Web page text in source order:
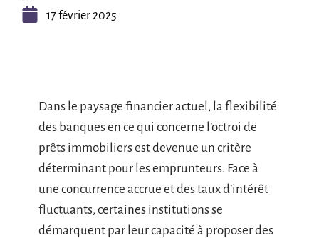
17 février 2025
Dans le paysage financier actuel, la flexibilité
des banques en ce qui concerne l’octroi de
prêts immobiliers est devenue un critère
déterminant pour les emprunteurs. Face à
une concurrence accrue et des taux d’intérêt
fluctuants, certaines institutions se
démarquent par leur capacité à proposer des